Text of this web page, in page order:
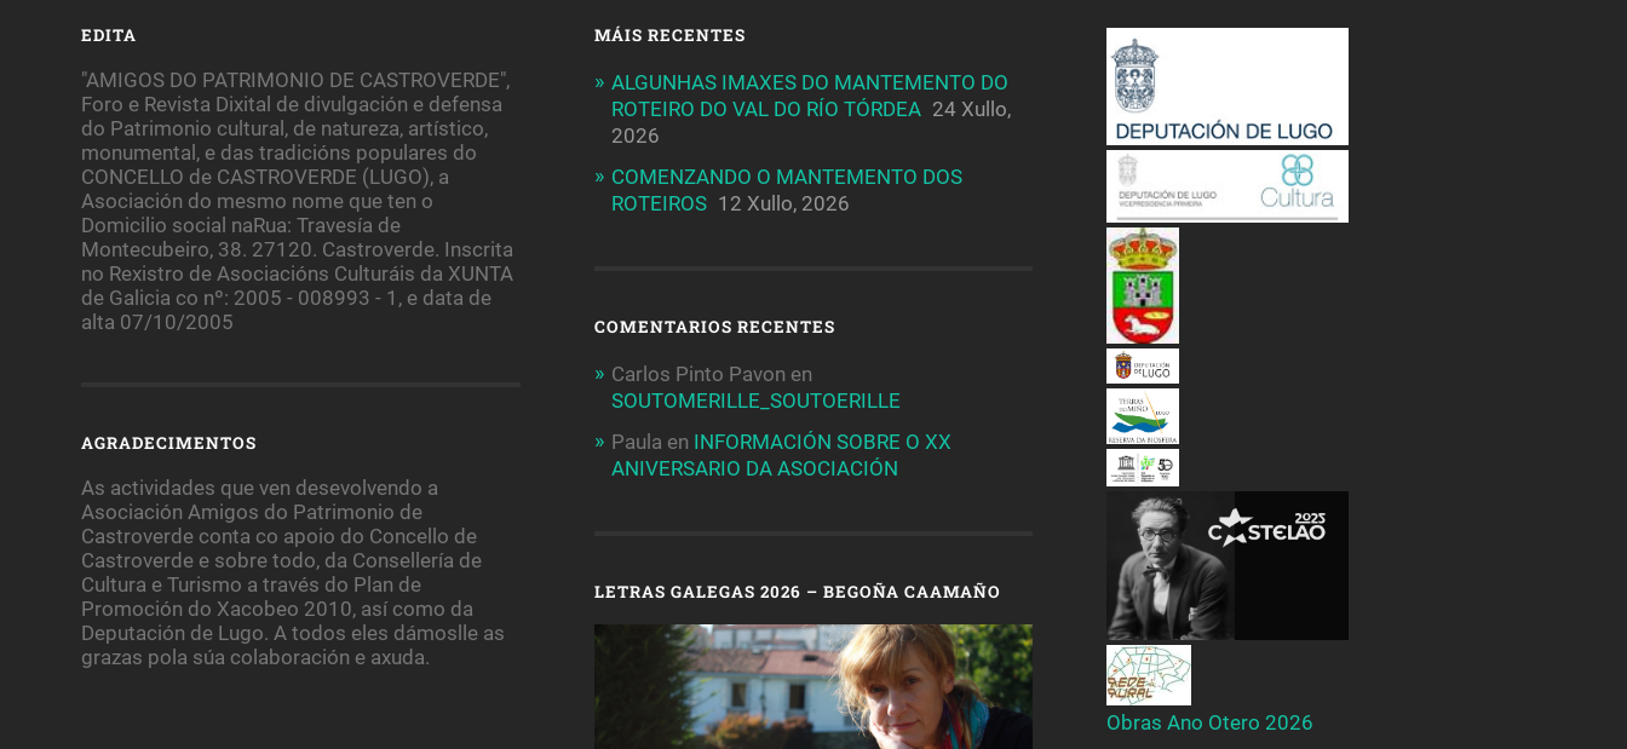
EDITA
"AMIGOS DO PATRIMONIO DE CASTROVERDE",
Foro e Revista Dixital de divulgación e defensa
do Patrimonio cultural, de natureza, artístico,
monumental, e das tradicións populares do
CONCELLO de CASTROVERDE (LUGO), a
Asociación do mesmo nome que ten o
Domicilio social naRua: Travesía de
Montecubeiro, 38. 27120. Castroverde. Inscrita
no Rexistro de Asociacións Culturáis da XUNTA
de Galicia co nº: 2005 - 008993 - 1, e data de
alta 07/10/2005
AGRADECIMENTOS
As actividades que ven desevolvendo a
Asociación Amigos do Patrimonio de
Castroverde conta co apoio do Concello de
Castroverde e sobre todo, da Consellería de
Cultura e Turismo a través do Plan de
Promoción do Xacobeo 2010, así como da
Deputación de Lugo. A todos eles dámoslle as
grazas pola súa colaboración e axuda.
MÁIS RECENTES
ALGUNHAS IMAXES DO MANTEMENTO DO
ROTEIRO DO VAL DO RÍO TÓRDEA 24 Xullo,
2026
COMENZANDO O MANTEMENTO DOS
ROTEIROS 12 Xullo, 2026
COMENTARIOS RECENTES
Carlos Pinto Pavon en
SOUTOMERILLE_SOUTOERILLE
Paula en INFORMACIÓN SOBRE O XX
ANIVERSARIO DA ASOCIACIÓN
LETRAS GALEGAS 2026 – BEGOÑA CAAMAÑO
Obras Ano Otero 2026